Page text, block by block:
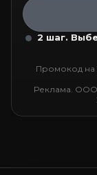
2 шаг.
Промокод на
Реклама. ООО